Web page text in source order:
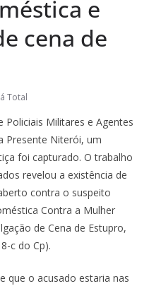
e
cena de
Total
Militares e Agentes
Presente Niterói, um
foi capturado. O trabalho
revelou a existência de
contra o suspeito
Contra a Mulher
de Cena de Estupro,
c do Cp).
que o acusado estaria nas